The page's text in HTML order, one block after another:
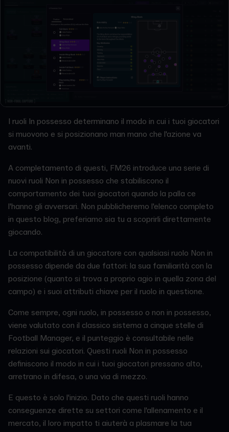
I ruoli In possesso determinano il modo in cui i tuoi giocatori
si muovono e si posizionano man mano che l'azione va
avanti.
A completamento di questi, FM26 introduce una serie di
nuovi ruoli Non in possesso che stabiliscono il
comportamento dei tuoi giocatori quando la palla ce
l'hanno gli avversari. Non pubblicheremo l'elenco completo
in questo blog, preferiamo sia tu a scoprirli direttamente
giocando.
La compatibilità di un giocatore con qualsiasi ruolo Non in
possesso dipende da due fattori: la sua familiarità con la
posizione (quanto si trova a proprio agio in quella zona del
campo) e i suoi attributi chiave per il ruolo in questione.
Come sempre, ogni ruolo, in possesso o non in possesso,
viene valutato con il classico sistema a cinque stelle di
Football Manager, e il punteggio è consultabile nelle
relazioni sui giocatori. Questi ruoli Non in possesso
definiscono il modo in cui i tuoi giocatori pressano alto,
arretrano in difesa, o una via di mezzo.
E questo è solo l'inizio. Dato che questi ruoli hanno
conseguenze dirette su settori come l'allenamento e il
mercato, il loro impatto ti aiuterà a plasmare la tua